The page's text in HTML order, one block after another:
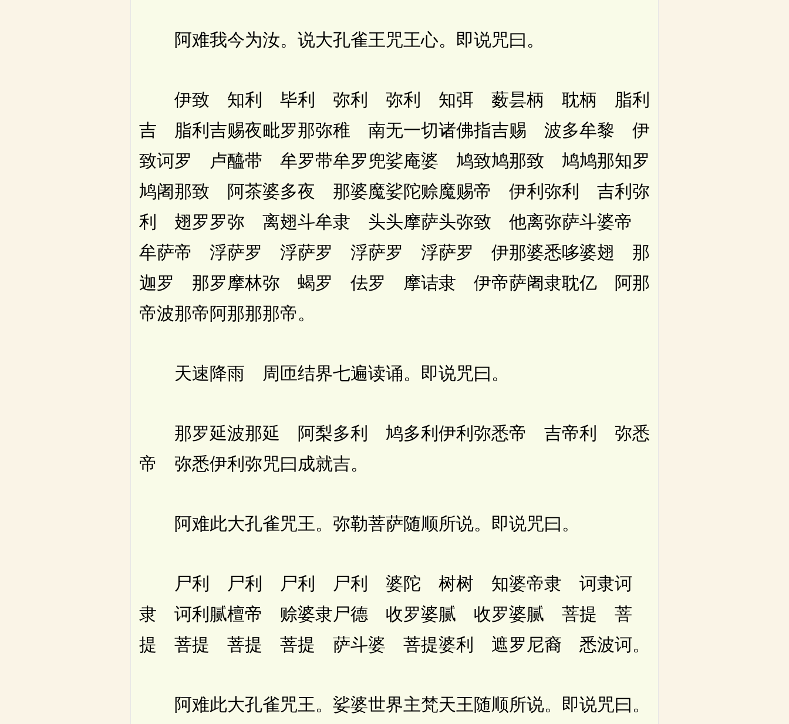
阿难我今为汝。说大孔雀王咒王心。即说咒曰。
伊致 知利 毕利 弥利 弥利 知弭 薮昙柄 耽柄 脂利
吉 脂利吉赐夜毗罗那弥稚 南无一切诸佛指吉赐 波多牟黎 伊
致诃罗 卢醯带 牟罗带牟罗兜娑庵婆 鸠致鸠那致 鸠鸠那知罗
鸠阇那致 阿茶婆多夜 那婆魔娑陀赊魔赐帝 伊利弥利 吉利弥
利 翅罗罗弥 离翅斗牟隶 头头摩萨头弥致 他离弥萨斗婆帝
牟萨帝 浮萨罗 浮萨罗 浮萨罗 浮萨罗 伊那婆悉哆婆翅 那
迦罗 那罗摩林弥 蝎罗 佉罗 摩诘隶 伊帝萨阇隶耽亿 阿那
帝波那帝阿那那那帝。
天速降雨 周匝结界七遍读诵。即说咒曰。
那罗延波那延 阿梨多利 鸠多利伊利弥悉帝 吉帝利 弥悉
帝 弥悉伊利弥咒曰成就吉。
阿难此大孔雀咒王。弥勒菩萨随顺所说。即说咒曰。
尸利 尸利 尸利 尸利 婆陀 树树 知婆帝隶 诃隶诃
隶 诃利腻檀帝 赊婆隶尸德 收罗婆腻 收罗婆腻 菩提 菩
提 菩提 菩提 菩提 萨斗婆 菩提婆利 遮罗尼裔 悉波诃。
阿难此大孔雀咒王。娑婆世界主梵天王随顺所说。即说咒曰。